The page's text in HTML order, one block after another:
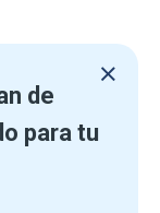
de
para tu